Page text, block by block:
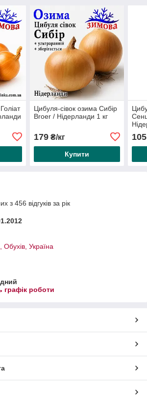
Цибуля-сівок озима Сибір
Broer / Нідерланди 1 кг
179₴/кг
Купити
105
з 456 відгуків за рік
Україна
графік роботи